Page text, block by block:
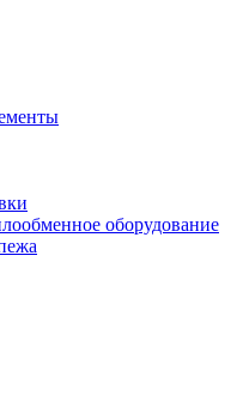
оборудование